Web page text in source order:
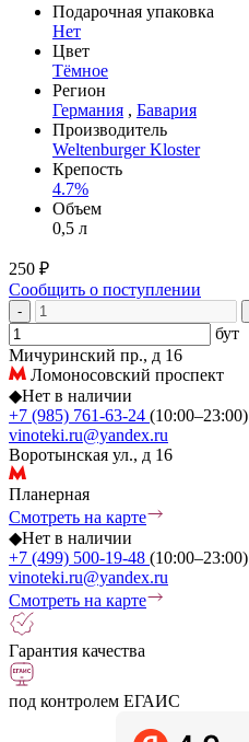
Подарочная упаковка
Нет
Цвет
Тёмное
Регион
Германия , Бавария
Производитель
Weltenburger Kloster
Крепость
4.7%
Объем
0,5 л
250 ₽
Сообщить о поступлении
-
бут
Мичуринский пр., д 16
Ломоносовский проспект
◆Нет в наличии
+7 (985) 761-63-24 (10:00–23:00)
vinoteki.ru@yandex.ru
Воротынская ул., д 16
Планерная
Смотреть на карте
◆Нет в наличии
+7 (499) 500-19-48 (10:00–23:00)
vinoteki.ru@yandex.ru
Смотреть на карте
Гарантия качества
под контролем ЕГАИС